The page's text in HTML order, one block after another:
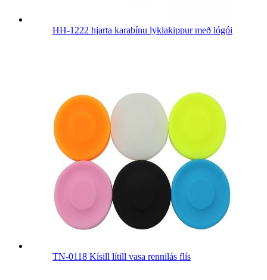
HH-1222 hjarta karabínu lyklakippur með lógói
TN-0118 Kísill lítill vasa rennilás flís